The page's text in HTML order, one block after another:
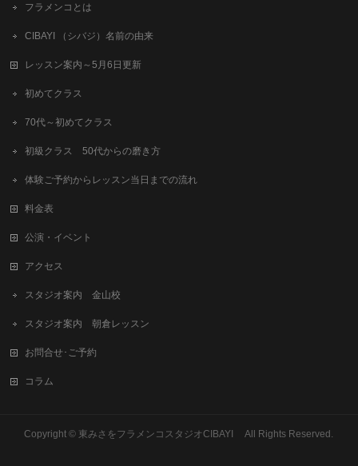
フラメンコとは
CIBAYI （シバジ）名前の由来
レッスン案内～5月6日更新
初めてクラス
70代～初めてクラス
初級クラス 50代からの磨き方
体験ご予約からレッスン当日までの流れ
料金表
公演・イベント
アクセス
スタジオ案内 金山校
スタジオ案内 朝倉レッスン
お問合せ･ご予約
コラム
Copyright © 東みさをフラメンコスタジオCIBAYI All Rights Reserved.